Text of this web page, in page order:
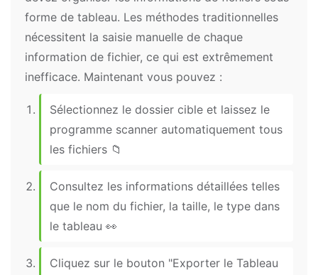
forme de tableau. Les méthodes traditionnelles
nécessitent la saisie manuelle de chaque
information de fichier, ce qui est extrêmement
inefficace. Maintenant vous pouvez :
Sélectionnez le dossier cible et laissez le
programme scanner automatiquement tous
les fichiers 📁
Consultez les informations détaillées telles
que le nom du fichier, la taille, le type dans
le tableau 👀
Cliquez sur le bouton "Exporter le Tableau